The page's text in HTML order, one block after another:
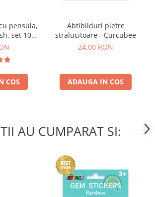
pensula,
set 10
COS
Abtibilduri pietre
stralucitoare - Curcubee
24,00 RON
ADAUGA IN COS
AU CUMPARAT SI: